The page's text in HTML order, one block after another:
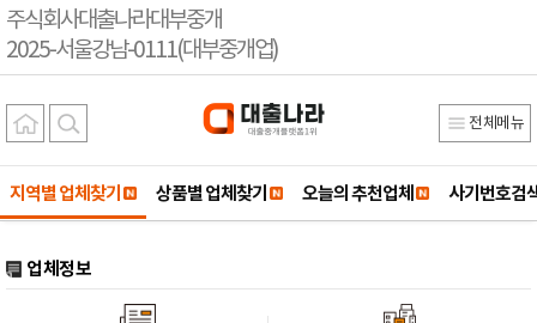
주식회사대출나라대부중개
2025-서울강남-0111(대부중개업)
전체메뉴
지역별 업체찾기 상품별 업체찾기 오늘의 추천업체 사기번호검
업체정보